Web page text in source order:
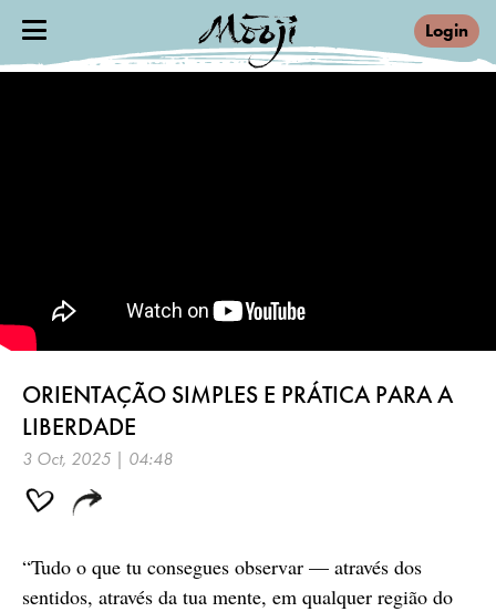
Login
ORIENTAÇÃO SIMPLES E PRÁTICA PARA A
LIBERDADE
3 Oct, 2025 | 04:48
“Tudo o que tu consegues observar — através dos
sentidos, através da tua mente, em qualquer região do